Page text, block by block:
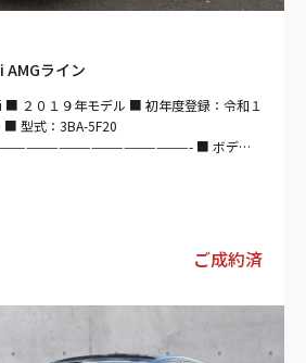
【 法定整
で、納車前にしっかり法定点検整備させ
後もお客様の大切なお車を車検、板金塗
【保証付：販売店
証距離：5,000km】 保証費用は本体価
については、販売店にご確認ください。
りますので、納車前にしっかり法定点検
、ご購入後もお客様の大切なお車を車
るまで全力でサポート＆バックアップ致し
AMGライン
２０１９年モデル ■ 初年度登録：令和１
■ 型式：3BA-5F20
■ ボデ
■ 走行：
筒DOHC／ガソリン／ターボ／２０００ｃ
ｓ ■ 最大トルク：300（30.6）/4000 ■ト
アMTモード付8AT ■ 320i／セダン／2WD／
ー：アルピンホワイトⅢ ■ 安全装備 ・パ
アシスト・障害物センサー・エアバッグ：
ご成約済